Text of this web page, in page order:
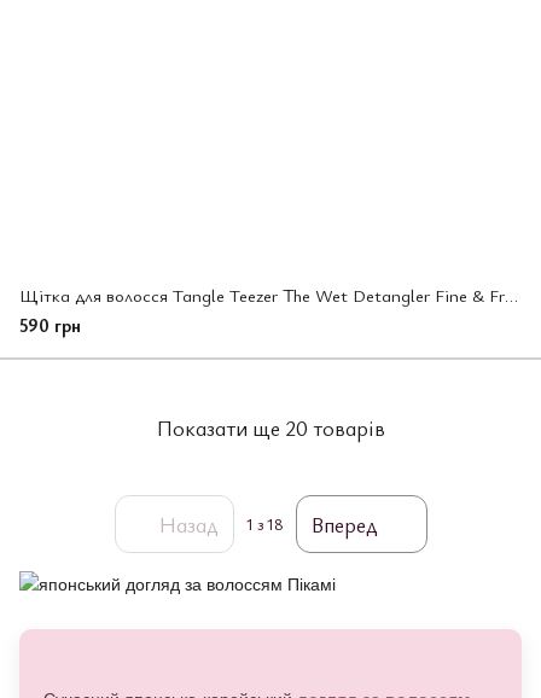
Щітка для волосся Tangle Teezer The Wet Detangler Fine & Fragile Pink Whisper
590 грн
Показати ще 20 товарів
Назад 1 з 18 Вперед